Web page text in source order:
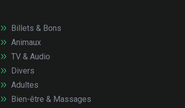
Billets & Bons
Animaux
TV & Audio
Divers
Adultes
Bien-être & Massages